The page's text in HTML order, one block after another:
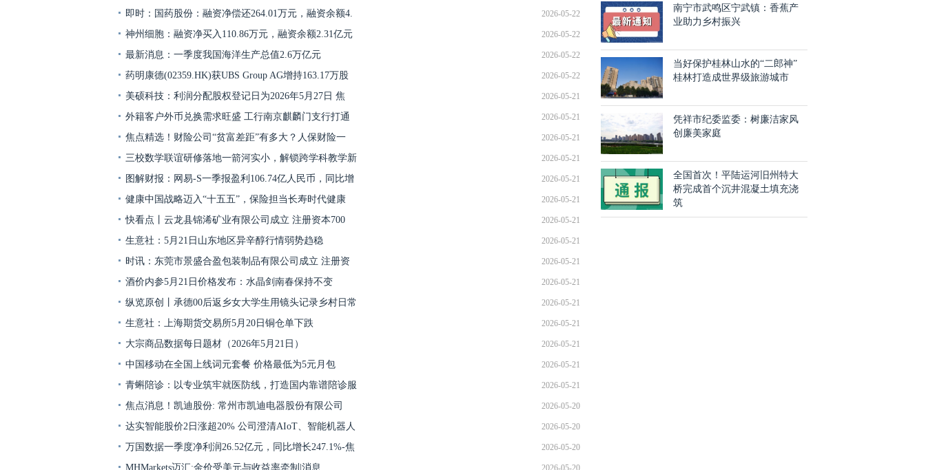
即时：国药股份：融资净偿还264.01万元，融资余额4. 2026-05-22
神州细胞：融资净买入110.86万元，融资余额2.31亿元 2026-05-22
最新消息：一季度我国海洋生产总值2.6万亿元 2026-05-22
药明康德(02359.HK)获UBS Group AG增持163.17万股 2026-05-22
美硕科技：利润分配股权登记日为2026年5月27日 焦 2026-05-21
外籍客户外币兑换需求旺盛 工行南京麒麟门支行打通 2026-05-21
焦点精选！财险公司“贫富差距”有多大？人保财险一 2026-05-21
三校数学联谊研修落地一箭河实小，解锁跨学科教学新 2026-05-21
图解财报：网易-S一季报盈利106.74亿人民币，同比增 2026-05-21
健康中国战略迈入“十五五”，保险担当长寿时代健康 2026-05-21
快看点丨云龙县锦浠矿业有限公司成立 注册资本700 2026-05-21
生意社：5月21日山东地区异辛醇行情弱势趋稳 2026-05-21
时讯：东莞市景盛合盈包装制品有限公司成立 注册资 2026-05-21
酒价内参5月21日价格发布：水晶剑南春保持不变 2026-05-21
纵览原创丨承德00后返乡女大学生用镜头记录乡村日常 2026-05-21
生意社：上海期货交易所5月20日铜仓单下跌 2026-05-21
大宗商品数据每日题材（2026年5月21日）​ 2026-05-21
中国移动在全国上线词元套餐 价格最低为5元月包 2026-05-21
青蝌陪诊：以专业筑牢就医防线，打造国内靠谱陪诊服 2026-05-21
焦点消息！凯迪股份: 常州市凯迪电器股份有限公司 2026-05-20
达实智能股价2日涨超20% 公司澄清AIoT、智能机器人 2026-05-20
万国数据一季度净利润26.52亿元，同比增长247.1%-焦 2026-05-20
MHMarkets迈汇:金价受美元与收益率牵制|消息 2026-05-20
南宁市武鸣区宁武镇：香蕉产
业助力乡村振兴
当好保护桂林山水的“二郎神”
桂林打造成世界级旅游城市
凭祥市纪委监委：树廉洁家风
创廉美家庭
全国首次！平陆运河旧州特大
桥完成首个沉井混凝土填充浇
筑